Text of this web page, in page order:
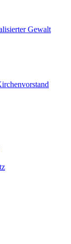
Gewalt